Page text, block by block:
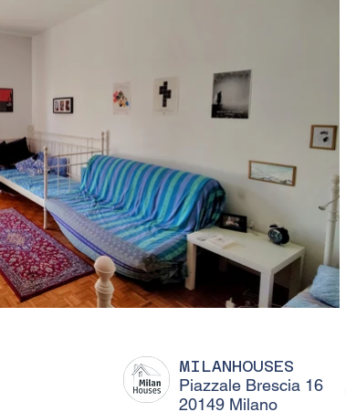
MILANHOUSES
Piazzale Brescia 16
20149 Milano